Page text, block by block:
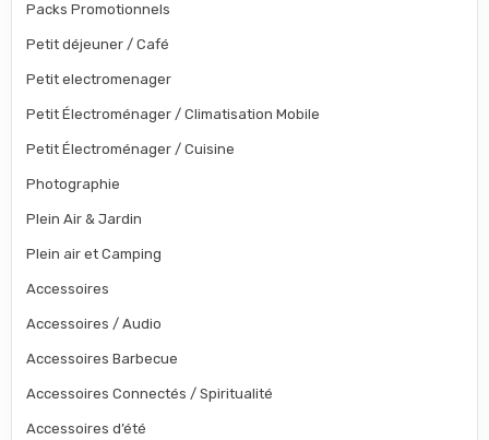
Packs Promotionnels
Petit déjeuner / Café
Petit electromenager
Petit Électroménager / Climatisation Mobile
Petit Électroménager / Cuisine
Photographie
Plein Air & Jardin
Plein air et Camping
Accessoires
Accessoires / Audio
Accessoires Barbecue
Accessoires Connectés / Spiritualité
Accessoires d’été